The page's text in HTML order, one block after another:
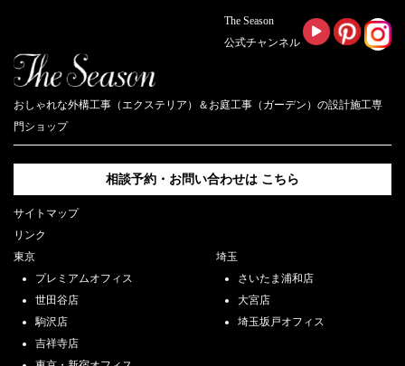
The Season
公式チャンネル
おしゃれな外構工事（エクステリア）＆お庭工事（ガーデン）の設計施工専
門ショップ
相談予約・お問い合わせは こちら
サイトマップ
リンク
東京
プレミアムオフィス
世田谷店
駒沢店
吉祥寺店
埼玉
さいたま浦和店
大宮店
埼玉坂戸オフィス